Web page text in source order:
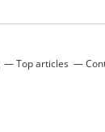
Top articles